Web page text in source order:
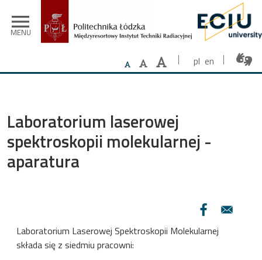
menu
MENU
pl en
Laboratorium laserowej
spektroskopii molekularnej -
aparatura
Laboratorium Laserowej Spektroskopii Molekularnej
składa się z siedmiu pracowni: